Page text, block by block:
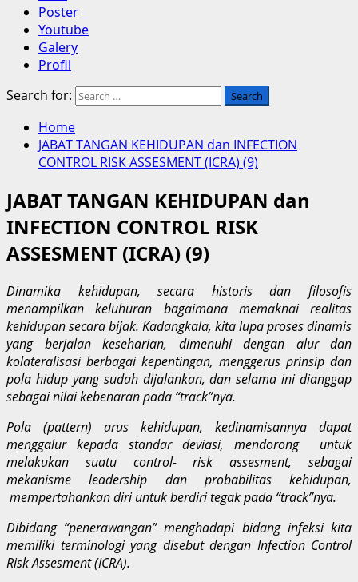
Poster
Youtube
Galery
Profil
Search for:
Home
JABAT TANGAN KEHIDUPAN dan INFECTION
CONTROL RISK ASSESMENT (ICRA) (9)
JABAT TANGAN KEHIDUPAN dan
INFECTION CONTROL RISK
ASSESMENT (ICRA) (9)
Dinamika kehidupan, secara historis dan filosofis
menampilkan keluhuran bagaimana memaknai realitas
kehidupan secara bijak. Kadangkala, kita lupa proses dinamis
yang berjalan keseharian, dimenuhi dengan alur dan
kolateralisasi berbagai kepentingan, menggerus prinsip dan
pola hidup yang sudah dijalankan, dan selama ini dianggap
sebagai nilai kebenaran pada “track”nya.
Pola (pattern) arus kehidupan, kedinamisannya dapat
menggalur kepada standar deviasi, mendorong untuk
melakukan suatu control- risk assesment, sebagai
mekanisme leadership dan probabilitas kehidupan,
mempertahankan diri untuk berdiri tegak pada “track”nya.
Dibidang “penerawangan” menghadapi bidang infeksi kita
memiliki terminologi yang disebut dengan Infection Control
Risk Assesment (ICRA).